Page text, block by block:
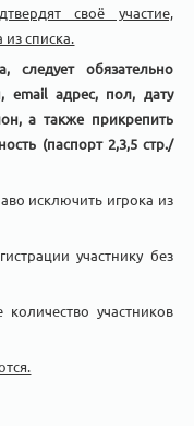
своё участие,
из списка.
следует обязательно
emailадрес, пол, дату
а также прикрепить
(паспорт 2,3,5 стр./
исключить игрока из
участнику без
участников